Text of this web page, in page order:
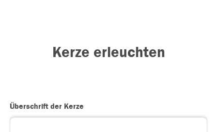
Kerze erleuchten
Überschrift der Kerze